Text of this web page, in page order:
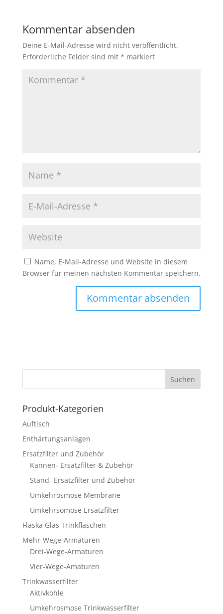
Kommentar absenden
Deine E-Mail-Adresse wird nicht veröffentlicht.
Erforderliche Felder sind mit * markiert
Name, E-Mail-Adresse und Website in diesem
Browser für meinen nächsten Kommentar speichern.
Produkt-Kategorien
Auftisch
Enthärtungsanlagen
Ersatzfilter und Zubehör
Kannen- Ersatzfilter & Zubehör
Stand- Ersatzfilter und Zubehör
Umkehrosmose Membrane
Umkehrsomose Ersatzfilter
Flaska Glas Trinkflaschen
Mehr-Wege-Armaturen
Drei-Wege-Armaturen
Vier-Wege-Amaturen
Trinkwasserfilter
Aktivkohle
Umkehrosmose Trinkwasserfilter